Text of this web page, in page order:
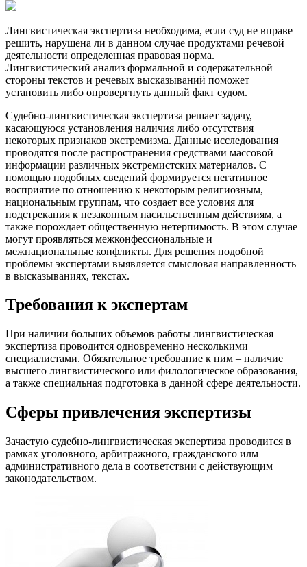
Лингвистическая экспертиза необходима, если суд не вправе
решить, нарушена ли в данном случае продуктами речевой
деятельности определенная правовая норма.
Лингвистический анализ формальной и содержательной
стороны текстов и речевых высказываний поможет
установить либо опровергнуть данный факт судом.
Судебно-лингвистическая экспертиза решает задачу,
касающуюся установления наличия либо отсутствия
некоторых признаков экстремизма. Данные исследования
проводятся после распространения средствами массовой
информации различных экстремистских материалов. С
помощью подобных сведений формируется негативное
восприятие по отношению к некоторым религиозным,
национальным группам, что создает все условия для
подстрекания к незаконным насильственным действиям, а
также порождает общественную нетерпимость. В этом случае
могут проявляться межконфессиональные и
межнациональные конфликты. Для решения подобной
проблемы экспертами выявляется смысловая направленность
в высказываниях, текстах.
Требования к экспертам
При наличии больших объемов работы лингвистическая
экспертиза проводится одновременно несколькими
специалистами. Обязательное требование к ним – наличие
высшего лингвистического или филологическое образования,
а также специальная подготовка в данной сфере деятельности.
Сферы привлечения экспертизы
Зачастую судебно-лингвистическая экспертиза проводится в
рамках уголовного, арбитражного, гражданского илм
административного дела в соответствии с действующим
законодательством.